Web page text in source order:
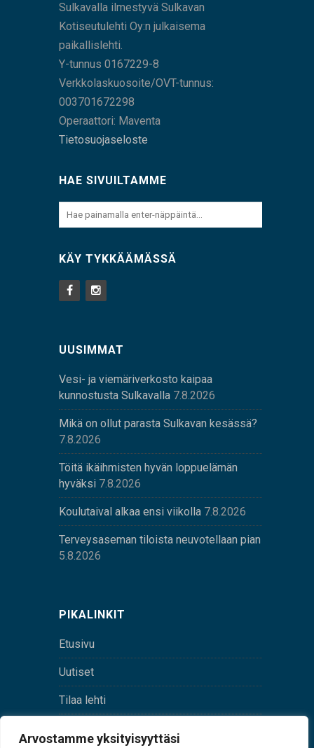
Arvostamme yksityisyyttäsi
Sulkavalla ilmestyvä Sulkavan
Kotiseutulehti Oy:n julkaisema
paikallislehti.
Y-tunnus 0167229-8
Verkkolaskuosoite/OVT-tunnus:
003701672298
Operaattori: Maventa
Tietosuojaseloste
HAE SIVUILTAMME
KÄY TYKKÄÄMÄSSÄ
UUSIMMAT
Vesi- ja viemäriverkosto kaipaa
kunnostusta Sulkavalla 7.8.2026
Mikä on ollut parasta Sulkavan kesässä?
7.8.2026
Töitä ikäihmisten hyvän loppuelämän
hyväksi 7.8.2026
Koulutaival alkaa ensi viikolla 7.8.2026
Terveysaseman tiloista neuvotellaan pian
5.8.2026
PIKALINKIT
Etusivu
Uutiset
Tilaa lehti